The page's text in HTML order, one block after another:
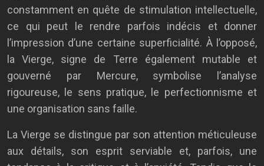
constamment en quête de stimulation intellectuelle,
ce qui peut le rendre parfois indécis et donner
l’impression d’une certaine superficialité. À l’opposé,
la Vierge, signe de Terre également mutable et
gouverné par Mercure, symbolise l’analyse
rigoureuse, le sens pratique, le perfectionnisme et
une organisation sans faille.
La Vierge se distingue par son attention méticuleuse
aux détails, son esprit serviable et, parfois, une